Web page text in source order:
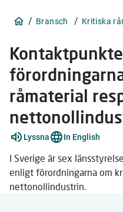
/ Bransch / Kritiska
råmaterial
Lyssna In English
I Sverige är sex
enligt förordningarna om
nettonollindustrin.